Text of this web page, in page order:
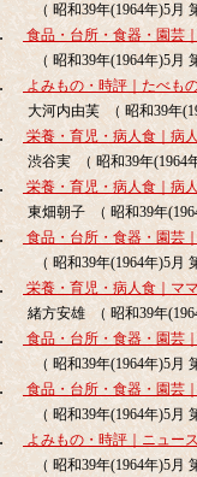
（ 昭和39年(1964年)5月
食品・台所・食器・園芸
（ 昭和39年(1964年)5月
よみもの・時評｜たべも
大河内由芙 （ 昭和39年
栄養・育児・病人食｜病
渋谷実 （ 昭和39年(1964
栄養・育児・病人食｜病
東畑朝子 （ 昭和39年
食品・台所・食器・園芸
（ 昭和39年(1964年)5月
栄養・育児・病人食｜マ
緒方安雄 （ 昭和39年
食品・台所・食器・園芸
（ 昭和39年(1964年)5月
食品・台所・食器・園芸
（ 昭和39年(1964年)5月
よみもの・時評｜ニュー
（ 昭和39年(1964年)5月